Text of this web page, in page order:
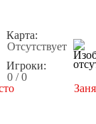
Карта:
Отсутствует
Игроки:
0 / 0